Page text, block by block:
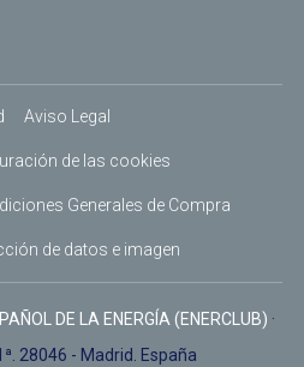
Aviso Legal
de las cookies
Generales de Compra
de datos e imagen
DE LA ENERGÍA (ENERCLUB) ·
28046 - Madrid. España